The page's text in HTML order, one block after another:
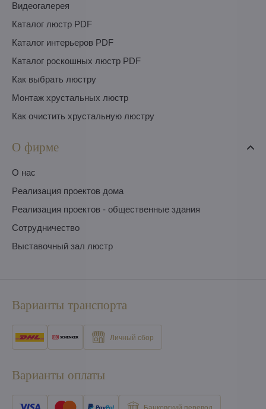
Видеогалерея
Каталог люстр PDF
Каталог интерьеров PDF
Каталог роскошных люстр PDF
Как выбрать люстру
Монтаж хрустальных люстр
Как очистить хрустальную люстру
О фирме
O нас
Pеализация проектов дома
Pеализация проектов - общественные здания
Сотрудничество
Выставочный зал люстр
Варианты транспорта
Личный сбор
Варианты оплаты